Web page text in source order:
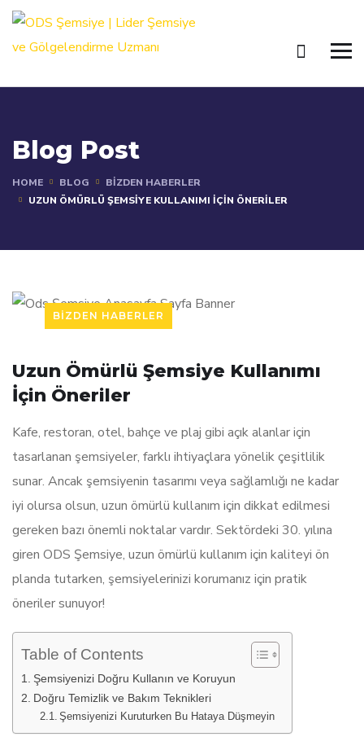
Blog Post
HOME BLOG
BIZDEN HABERLER
UZUN ÖMÜRLÜ ŞEMSIYE KULLANIMI İÇIN ÖNERILER
BIZDEN HABERLER
Uzun Ömürlü Şemsiye Kullanımı
İçin Öneriler
Kafe, restoran, otel, bahçe ve plaj gibi açık alanlar için
tasarlanan şemsiyeler, farklı ihtiyaçlara yönelik çeşitlilik
sunar. Ancak şemsiyenin tasarımı veya sağlamlığı ne kadar
iyi olursa olsun, uzun ömürlü kullanım için dikkat edilmesi
gereken bazı önemli noktalar vardır. Sektördeki 30. yılına
giren ODS Şemsiye, uzun ömürlü kullanım için kaliteyi ön
planda tutarken, şemsiyelerinizi korumanız için pratik
öneriler sunuyor!
Table of Contents
Şemsiyenizi Doğru Kullanın ve Koruyun
Doğru Temizlik ve Bakım Teknikleri
Şemsiyenizi Kuruturken Bu Hataya Düşmeyin